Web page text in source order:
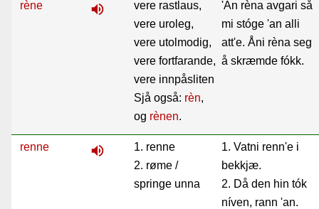
rène volume_up
vere rastlaus,
vere uroleg,
vere utolmodig,
vere fortfarande,
vere innpåsliten
Sjå også: rèn,
og rènen.
'An rèna avgari så
mi stóge 'an alli
att'e. Åni rèna seg
å skræmde fókk.
renne volume_up
1. renne
2. røme /
springe unna
1. Vatni renn'e i
bekkjæ.
2. Då den hin tók
níven, rann 'an.